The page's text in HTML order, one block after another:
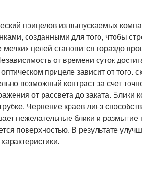
прицелов из выпускаемых
созданными для того, чтобы
целей становится гораздо
от времени суток
прицеле зависит от того,
возможный контраст за счет
от рассвета до заката. Блики
Чернение краёв линз
нежелательные блики и размытие
поверхностью. В результате